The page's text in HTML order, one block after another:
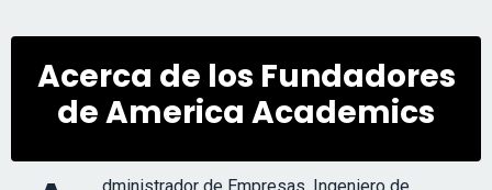
Acerca de los Fundadores
de America Academics